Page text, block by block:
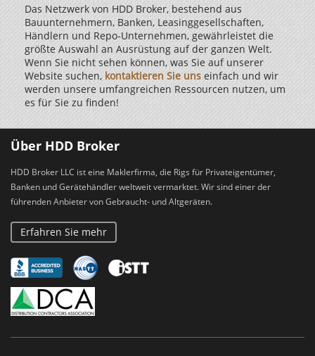
Das Netzwerk von HDD Broker, bestehend aus
Bauunternehmern, Banken, Leasinggesellschaften,
Händlern und Repo-Unternehmen, gewährleistet die
größte Auswahl an Ausrüstung auf der ganzen Welt.
Wenn Sie nicht sehen können, was Sie auf unserer
Website suchen, kontaktieren Sie uns einfach und wir
werden unsere umfangreichen Ressourcen nutzen, um
es für Sie zu finden!
Über HDD Broker
HDD Broker LLC ist eine Maklerfirma, die Rigs für Privateigentümer,
Banken und Gerätehändler weltweit vermarktet. Wir sind einer der
führenden Anbieter von Gebraucht- und Altgeräten.
Erfahren Sie mehr